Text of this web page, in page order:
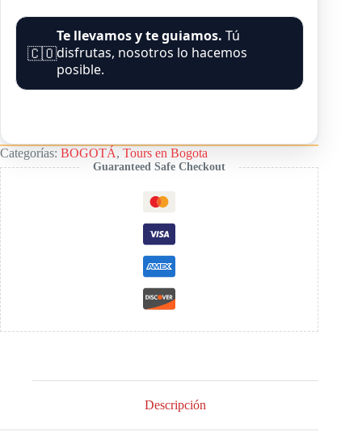
🇨🇴
Te llevamos y te guiamos. Tú
disfrutas, nosotros lo hacemos
posible.
Categorías: BOGOTÁ, Tours en Bogota
Guaranteed Safe Checkout
Descripción